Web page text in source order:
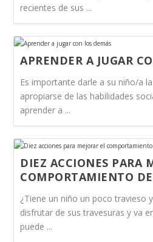
recientes de sus ...
APRENDER A JUGAR
Es importante darle a su niño/a
apropiarse de las habilidades
aprender a ...
DIEZ ACCIONES PARA
COMPORTAMIENTO
¿Tiene un niño un poco travieso
disfrutar de sus travesuras y va
puede ...